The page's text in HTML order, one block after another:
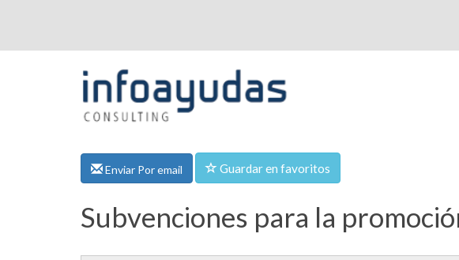
Enviar Por email Guardar en favoritos
Subvenciones para la